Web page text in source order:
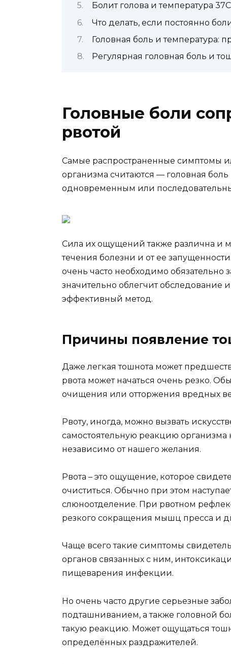
Болит голова и температура 37С
Что делать, если постоянно
Головная боль и температура:
Регулярная головная боль и
Головные боли
рвотой
Самые распространенные симптомы
организма считаются — головная
одновременным или
Сила их ощущений также различна и
течения болезни и от ее
очень часто необходимо обязательно
значительно облегчит обследование
эффективный метод.
Причины появление
Даже легкая тошнота может
рвота может начаться очень резко.
очищения или отторжения вредных
Рвоту, иногда, можно вызвать
самостоятельную реакцию организма
независимо от нашего желания.
Рвота – это ощущение, которое
очиститься. Обычно при этом
слюноотделение. При рвотном
резкого сокращения мышц пресса и
Чаще всего такие симптомы
органов связанных с ним,
пищеварения инфекции.
Но очень часто другие серьезные
подташниванием, а также головной
такую реакцию. Может ощущаться
определённых раздражителей.